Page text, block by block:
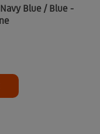
Blue / Blue -